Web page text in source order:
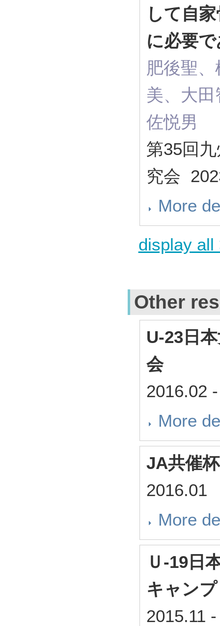
して自
に必要
肥後聖
美、大
佐悦男
第35回
究会
More
display all
Other
U-23日
会
2016.02 -
More
JA共催
2016.01
More
Ｕ-19日
キャンプ
2015.11 -